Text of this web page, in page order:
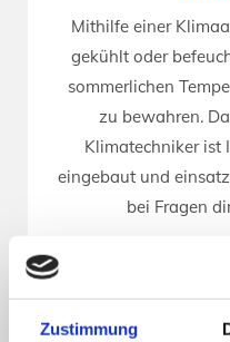
Zustimmung
Mithilfe einer
gekühlt oder
sommerlichen
zu bewahren.
Klimatechniker ist
eingebaut und
bei Fragen